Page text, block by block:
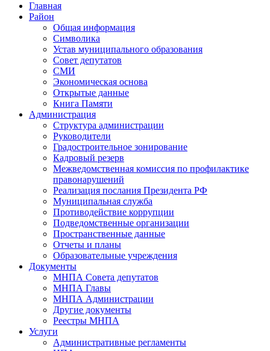
Главная
Район
Общая информация
Символика
Устав муниципального образования
Совет депутатов
СМИ
Экономическая основа
Открытые данные
Книга Памяти
Администрация
Структура администрации
Руководители
Градостроительное зонирование
Кадровый резерв
Межведомственная комиссия по профилактике
правонарушений
Реализация послания Президента РФ
Муниципальная служба
Противодействие коррупции
Подведомственные организации
Пространственные данные
Отчеты и планы
Образовательные учреждения
Документы
МНПА Совета депутатов
МНПА Главы
МНПА Администрации
Другие документы
Реестры МНПА
Услуги
Административные регламенты